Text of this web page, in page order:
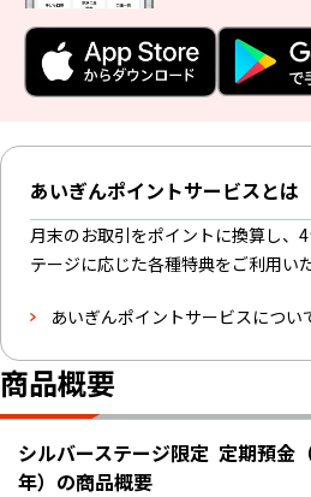
あいぎんポイントサービスとは
月末のお取引をポイントに換算し、
テージに応じた各種特典をご利用い
あいぎんポイントサービスについ
商品概要
シルバーステージ限定 定期預金
年）の商品概要